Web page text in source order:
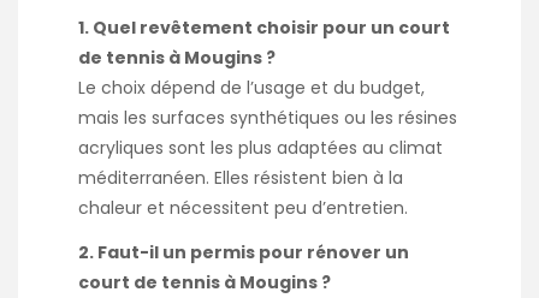
1. Quel revêtement choisir pour un court
de tennis à Mougins ?
Le choix dépend de l’usage et du budget,
mais les surfaces synthétiques ou les résines
acryliques sont les plus adaptées au climat
méditerranéen. Elles résistent bien à la
chaleur et nécessitent peu d’entretien.
2. Faut-il un permis pour rénover un
court de tennis à Mougins ?